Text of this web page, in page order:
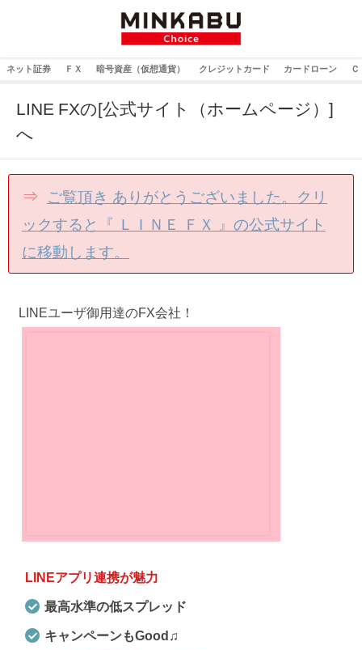
ネット証券 ＦＸ 暗号資産（仮想通貨） クレジットカード カードローン Ｃ
LINE FXの[公式サイト（ホームページ）]
へ
⇒
ご覧頂き ありがとうございました。クリ
ックすると『 ＬＩＮＥ ＦＸ 』の公式サイト
に移動します。
LINEユーザ御用達のFX会社！
LINEアプリ連携が魅力
最高水準の低スプレッド
キャンペーンもGood♫